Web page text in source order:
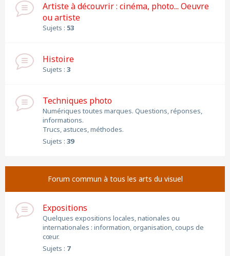
Artiste à découvrir : cinéma, photo... Oeuvre
ou artiste
Sujets : 53
Histoire
Sujets : 3
Techniques photo
Numériques toutes marques. Questions, réponses,
informations.
Trucs, astuces, méthodes.
Sujets : 39
Forum commun à tous les arts du visuel
Expositions
Quelques expositions locales, nationales ou
internationales : information, organisation, coups de
cœur.
Sujets : 7